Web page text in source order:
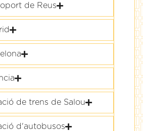
de Reus
de trens de Salou
d'autobusos